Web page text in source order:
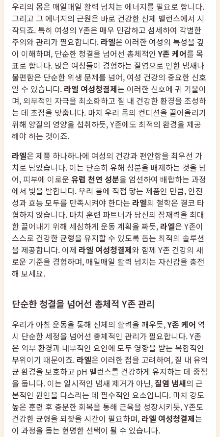
우리의 몸은 매일매일 활력 넘치는 에너지를 필요로 합니다.
그리고 그 에너지의 근원은 바로 건강한 신체 밸런스에서 시
작되죠. 특히 여성의 Y존은 매우 민감하고 섬세하여 각별한
주의와 관리가 필요합니다. 라엘은 이러한 여성의 특성을 깊
이 이해하며, 단순한 청결을 넘어선 총체적인Y존 케어를 목
표로 합니다. 많은 여성들이 경험하는 질염으로 인한 냄새나
불편함은 단순한 위생 문제를 넘어, 여성 건강의 중요한 신호
일 수 있습니다. 라엘 여성청결제는 이러한 신호에 귀 기울이
며, 외부적인 자극을 최소화하고 질 내 건강한 환경을 조성하
는 데 초점을 맞춥니다. 마치 우리 몸의 컨디션을 끌어올리기
위해 양질의 영양을 섭취하듯, Y존에도 최적의 환경을 제공
해야 하는 것이죠.
라엘은 제품 하나하나에 여성의 건강과 편안함을 최우선 가
치로 담았습니다. 이는 단순히 유해 성분을 배제하는 것을 넘
어, 피부에 이로운 유럽 천연 성분을 엄선하여 배합하는 과정
에서 빛을 발합니다. 우리 몸에 직접 닿는 제품인 만큼, 안전
성과 효능 모두를 만족시켜야 한다는 라엘의 철학은 결코 타
협하지 않습니다. 마치 훈련 파트너가 당신의 잠재력을 최대
한 끌어내기 위해 세심하게 운동 계획을 짜듯, 라엘은 Y존이
스스로 건강한 균형을 유지할 수 있도록 돕는 최적의 솔루션
을 제공합니다. 이제 라엘 여성청결제와 함께 Y존 건강의 새
로운 기준을 경험하며, 매일매일 활력 넘치는 자신감을 충전
해 보세요.
단순한 청결을 넘어선 총체적 Y존 관리
우리가 아침 운동을 통해 신체의 활력을 깨우듯,Y존 케어 역
시 단순한 세정을 넘어선 총체적인 관리가 필요합니다. Y존
은 외부 환경과 내부적인 요인에 모두 영향을 받는 복합적인
부위이기 때문이죠. 라엘은 이러한 점을 고려하여, 질 내 유익
균 환경을 보호하고 pH 밸런스를 건강하게 유지하는 데 중점
을 둡니다. 이는 일시적인 냄새 제거가 아닌, 질염 냄새의 근
본적인 원인을 다스리는 데 필수적인 요소입니다. 마치 강도
높은 훈련 후 충분한 회복을 통해 근육을 성장시키듯, Y존도
건강한 균형을 되찾을 시간이 필요하며, 라엘 여성청결제는
이 과정을 돕는 현명한 선택이 될 수 있습니다.